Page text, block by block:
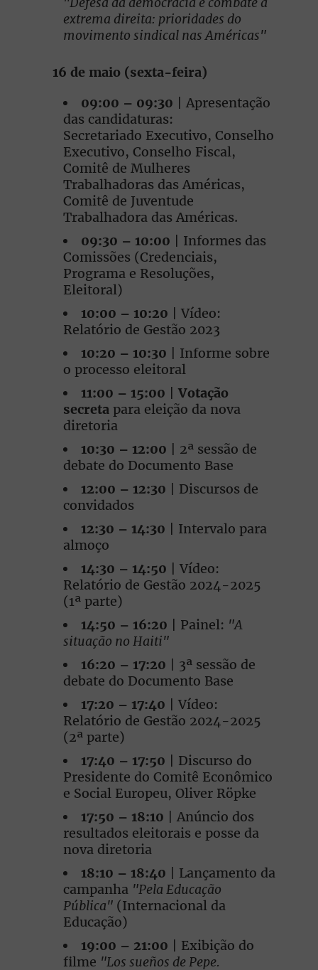
extrema direita: prioridades do
movimento sindical nas Américas"
16 de maio (sexta-feira)
09:00 – 09:30 | Apresentação
das candidaturas:
Secretariado Executivo, Conselho
Executivo, Conselho Fiscal,
Comitê de Mulheres
Trabalhadoras das Américas,
Comitê de Juventude
Trabalhadora das Américas.
09:30 – 10:00 | Informes das
Comissões (Credenciais,
Programa e Resoluções,
Eleitoral)
10:00 – 10:20 | Vídeo:
Relatório de Gestão 2023
10:20 – 10:30 | Informe sobre
o processo eleitoral
11:00 – 15:00
Votação
secreta para eleição da nova
diretoria
10:30 – 12:00 | 2ª sessão de
debate do Documento Base
12:00 – 12:30 | Discursos de
convidados
12:30 – 14:30 | Intervalo para
almoço
14:30 – 14:50 | Vídeo:
Relatório de Gestão 2024-2025
(1ª parte)
14:50 – 16:20 | Painel: "A
situação no Haiti"
16:20 – 17:20 | 3ª sessão de
debate do Documento Base
17:20 – 17:40 | Vídeo:
Relatório de Gestão 2024-2025
(2ª parte)
17:40 – 17:50 | Discurso do
Presidente do Comitê Econômico
e Social Europeu, Oliver Röpke
17:50 – 18:10 | Anúncio dos
resultados eleitorais e posse da
nova diretoria
18:10 – 18:40 | Lançamento da
campanha "Pela Educação
Pública" (Internacional da
Educação)
19:00 – 21:00 | Exibição do
filme "Los sueños de Pepe.